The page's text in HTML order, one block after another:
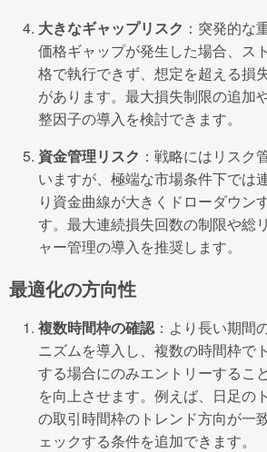
大きなギャップリスク ：突発的な
価格ギャップが発生した場合、ス
格で執行できず、想定を超える損
があります。最大損失制限の追加
整因子の導入を検討できます。
資金管理リスク ：戦略にはリスク
いますが、極端な市場条件下では
り資金曲線が大きくドローダウン
す。最大連続損失回数の制限や総
ャー管理の導入を推奨します。
最適化の方向性
複数時間枠の確認：より長い期間
ニズムを導入し、複数の時間枠で
する場合にのみエントリーするこ
を向上させます。例えば、日足の
の取引時間枠のトレンド方向が一
ェックする条件を追加できます。